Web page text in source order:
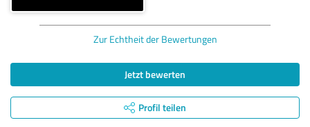
Zur Echtheit der Bewertungen
Jetzt bewerten
Profil teilen